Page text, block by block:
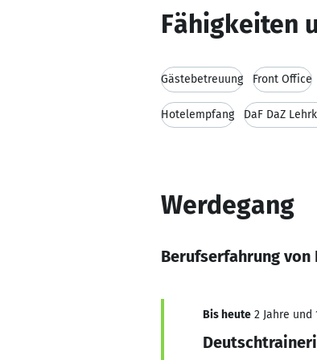
Fähigkeiten
Gästebetreuung Front Office
Hotelempfang DaF DaZ
Werdegang
Berufserfahrung von
Bis heute 2 Jahre und